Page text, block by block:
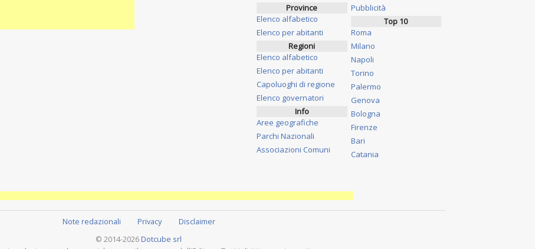
Province
Elenco alfabetico
Elenco per abitanti
Regioni
Elenco alfabetico
Elenco per abitanti
Capoluoghi di regione
Elenco governatori
Info
Aree geografiche
Parchi Nazionali
Associazioni Comuni
Pubblicità
Top 10
Roma
Milano
Napoli
Torino
Palermo
Genova
Bologna
Firenze
Bari
Catania
Note redazionali Privacy
Disclaimer
© 2014-2026 Dotcube srl